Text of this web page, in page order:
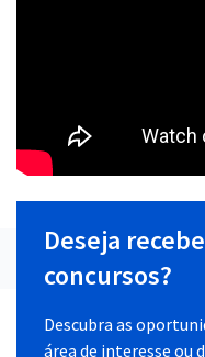
Deseja
concursos?
Descubra as
área de interesse ou